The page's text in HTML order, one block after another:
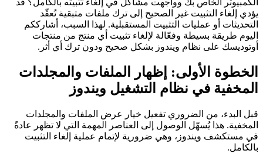
يؤدي إلغاء التثبيت غير الصحيح إلى ترك ملفات متبقية تُعقّد
التحديثات أو عمليات التثبيت المستقبلية. لهذا السبب، أشارككم
اليوم طريقة بسيطة وفعّالة لإلغاء تثبيت أي منتج من منتجات
أوتوديسك على نظام ويندوز بشكل صحيح ودون ترك أي أثر.
الخطوة الأولى: إظهار الملفات والمجلدات
المخفية في نظام التشغيل ويندوز
قبل البدء، من الضروري تفعيل خيار عرض الملفات والمجلدات
المخفية. هذا يُسهّل الوصول إلى العناصر المهمة التي لا تظهر عادةً
في مستكشف ويندوز، وهي ضرورية لإتمام عملية إلغاء التثبيت
بالكامل.